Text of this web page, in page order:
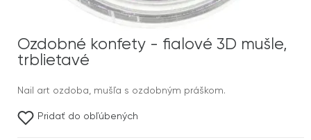
Ozdobné konfety - fialové 3D mušle,
trblietavé
Nail art ozdoba, mušľa s ozdobným práškom.
Pridať do obľúbených